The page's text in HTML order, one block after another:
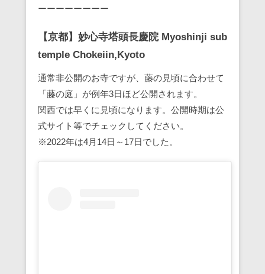
ーーーーーーーー
【京都】妙心寺塔頭長慶院 Myoshinji sub
temple Chokeiin,Kyoto
通常非公開のお寺ですが、藤の見頃に合わせて
「藤の庭」が例年3日ほど公開されます。
関西では早くに見頃になります。公開時期は公
式サイト等でチェックしてください。
※2022年は4月14日～17日でした。